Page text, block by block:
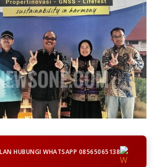
HUBUNGI WHATSAPP 08565065138